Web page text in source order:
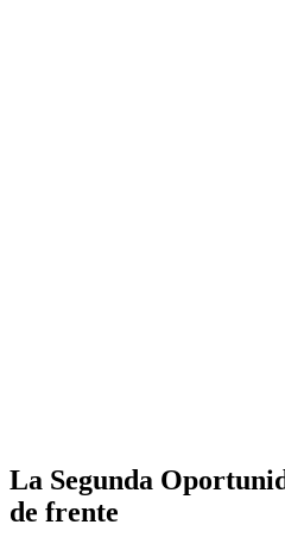
La Segunda
de frente